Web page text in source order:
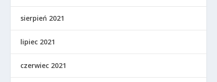
sierpień 2021
lipiec 2021
czerwiec 2021